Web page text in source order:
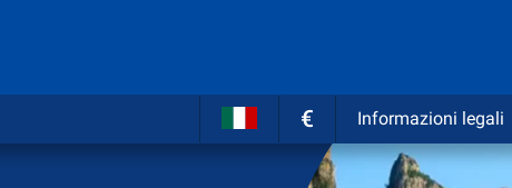
€ Informazioni legali